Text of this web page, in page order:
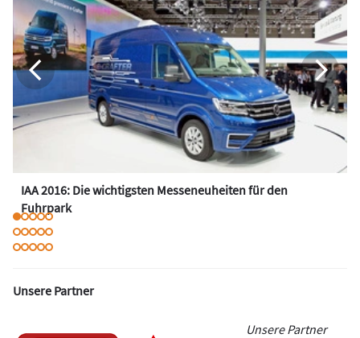
IAA 2016: Die wichtigsten Messeneuheiten für den
Fuhrpark
Unsere Partner
Unsere Partner